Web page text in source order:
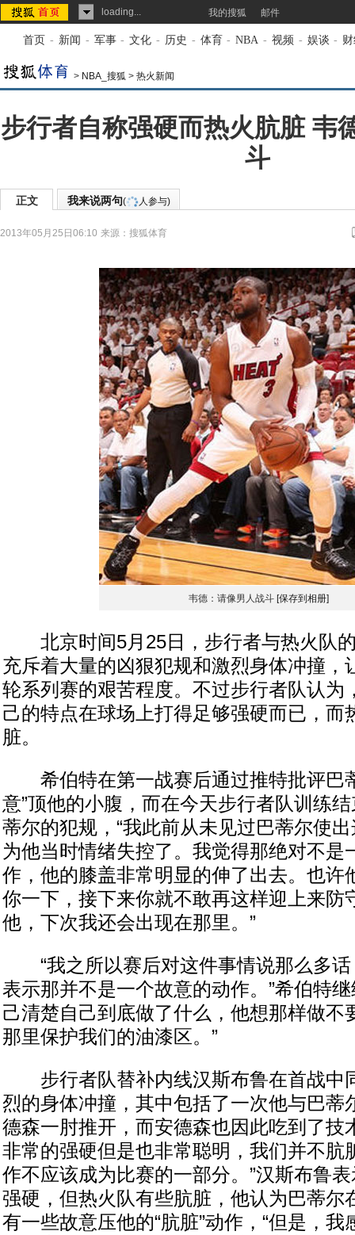
loading... 我的搜狐 邮件
首页 - 新闻 - 军事 - 文化 - 历史 - 体育 - NBA - 视频 - 娱谈 -
> NBA_搜狐 > 热火新闻
步行者自称强硬而热火肮脏 韦
斗
正文 我来说两句( 人参与)
2013年05月25日06:10 来源： 搜狐体育
韦德：请像男人战斗 [保存到相册]
北京时间5月25日，步行者与热火队
充斥着大量的凶狠犯规和激烈身体冲撞，
轮系列赛的艰苦程度。不过步行者队认为
己的特点在球场上打得足够强硬而已，而
脏。
希伯特在第一战赛后通过推特批评巴
意”顶他的小腹，而在今天步行者队训练
蒂尔的犯规，“我此前从未见过巴蒂尔使
为他当时情绪失控了。我觉得那绝对不是
作，他的膝盖非常明显的伸了出去。也许
你一下，接下来你就不敢再这样迎上来防
他，下次我还会出现在那里。”
“我之所以赛后对这件事情说那么多话
表示那并不是一个故意的动作。”希伯特
己清楚自己到底做了什么，他想那样做不
那里保护我们的油漆区。”
步行者队替补内线汉斯布鲁在首战中
烈的身体冲撞，其中包括了一次他与巴蒂
德森一肘推开，而安德森也因此吃到了技
非常的强硬但是也非常聪明，我们并不肮
作不应该成为比赛的一部分。”汉斯布鲁
强硬，但热火队有些肮脏，他认为巴蒂尔
有一些故意压他的“肮脏”动作，“但是，